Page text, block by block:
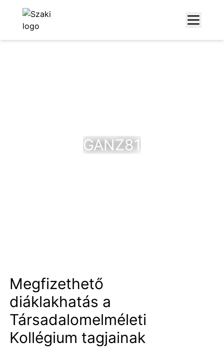
GANZ81
Megfizethető
diáklakhatás a
Társadalomelméleti
Kollégium tagjainak